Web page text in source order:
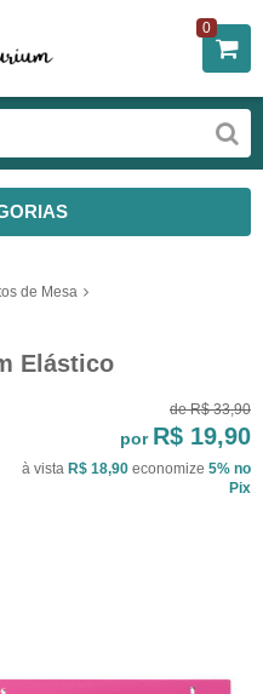
0
de Mesa
Elástico
de R$ 33,90
por R$ 19,90
à vista R$ 18,90 economize 5% no
Pix